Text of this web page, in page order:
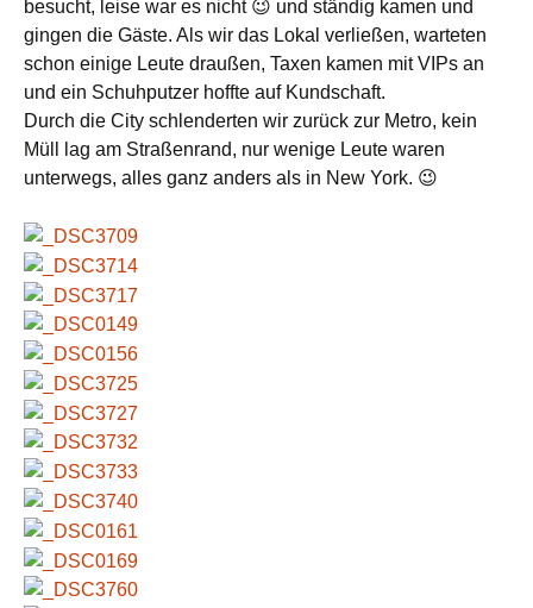
besucht, leise war es nicht 😉 und ständig kamen und
gingen die Gäste. Als wir das Lokal verließen, warteten
schon einige Leute draußen, Taxen kamen mit VIPs an
und ein Schuhputzer hoffte auf Kundschaft.
Durch die City schlenderten wir zurück zur Metro, kein
Müll lag am Straßenrand, nur wenige Leute waren
unterwegs, alles ganz anders als in New York. 😉